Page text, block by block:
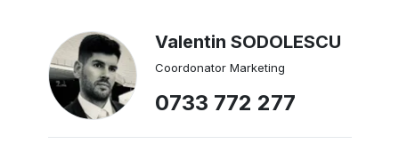
Valentin SODOLESCU
Coordonator Marketing
0733 772 277